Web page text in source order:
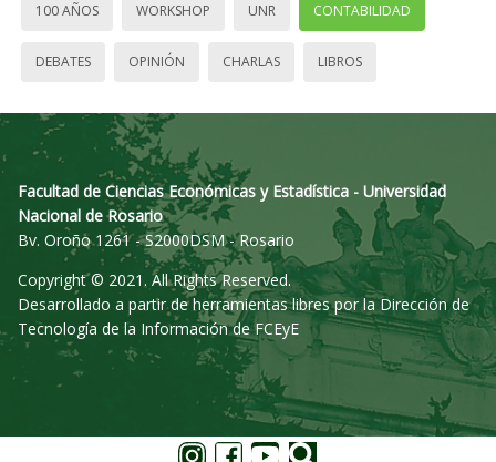
100 AÑOS WORKSHOP UNR CONTABILIDAD
DEBATES OPINIÓN CHARLAS LIBROS
Facultad de Ciencias Económicas y Estadística - Universidad
Nacional de Rosario
Bv. Oroño 1261 - S2000DSM - Rosario
Copyright © 2021. All Rights Reserved.
Desarrollado a partir de herramientas libres por la Dirección de
Tecnología de la Información de FCEyE